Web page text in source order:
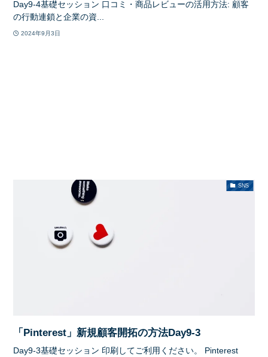
Day9-4基礎セッション 口コミ・商品レビューの活用方法: 顧客
の行動連鎖と企業の資...
2024年9月3日
SNS
「Pinterest」新規顧客開拓の方法Day9-3
Day9-3基礎セッション 印刷してご利用ください。 Pinterest